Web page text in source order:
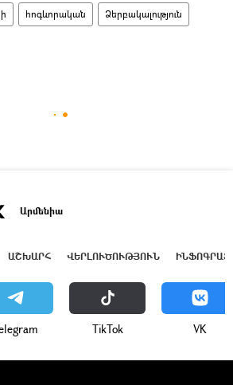
հոգևորական Ձերբակալություն
Արմենիա
ԱՇԽԱՐՀ ՎԵՐԼՈՒԾՈՒԹՅՈՒՆ
ТikТоk VK